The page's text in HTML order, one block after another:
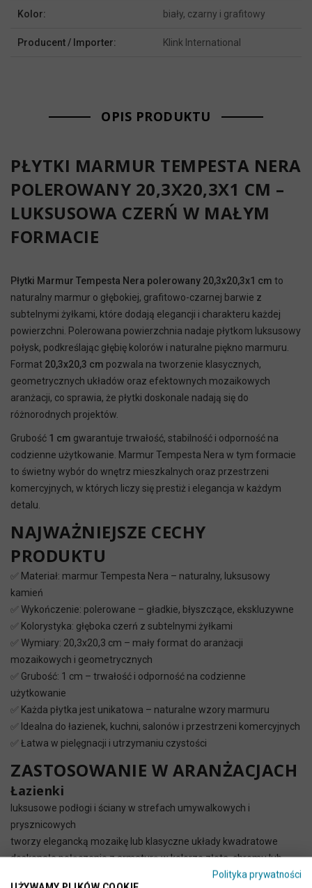
Kolor: biały, czarny i grafitowy
Producent / Importer: Klink International
OPIS PRODUKTU
PŁYTKI MARMUR TEMPESTA NERA
POLEROWANY 20,3X20,3X1 CM –
LUKSUSOWA CZERŃ W MAŁYM
FORMACIE
Płytki Marmur Tempesta Nera polerowany 20,3x20,3x1 cm to
naturalny marmur o głębokiej, grafitowo-czarnej barwie z
subtelnymi żyłkami, które dodają elegancji i charakteru każdej
powierzchni. Polerowana powierzchnia nadaje płytkom luksusowy
połysk, podkreślając głębię kolorów i naturalne piękno marmuru.
Format 20,3x20,3 cm pozwala na tworzenie klasycznych,
geometrycznych układów oraz efektownych mozaikowych
aranżacji, co sprawia, że płytki doskonale nadają się do
różnorodnych projektów.
Grubość 1 cm gwarantuje trwałość, stabilność i odporność na
codzienne użytkowanie. Marmur Tempesta Nera w tym formacie
to świetny wybór do wnętrz mieszkalnych oraz przestrzeni
komercyjnych, w których liczy się prestiż i elegancja w każdym
detalu.
NAJWAŻNIEJSZE CECHY
PRODUKTU
✅ Materiał: marmur Tempesta Nera – naturalny, luksusowy
kamień
✅ Wykończenie: polerowane – gładkie, błyszczące, ekskluzywne
✅ Kolorystyka: głęboka czerń z subtelnymi żyłkami
✅ Wymiary: 20,3x20,3 cm – mały format do aranżacji
mozaikowych i geometrycznych
✅ Grubość: 1 cm – trwałość i odporność na codzienne
użytkowanie
✅ Każda płytka jest unikatowa – naturalne wzory marmuru
✅ Idealna do łazienek, kuchni, salonów i przestrzeni komercyjnych
✅ Łatwa w pielęgnacji i utrzymaniu czystości
ZASTOSOWANIE W ARANŻACJACH
Łazienki
luksusowe podłogi i ściany w strefach umywalkowych i
prysznicowych
tworzy elegancką mozaikę lub klasyczne układy kwadratowe
doskonałe połączenie z armaturą w kolorze złota, chromu lub
Polityka prywatności